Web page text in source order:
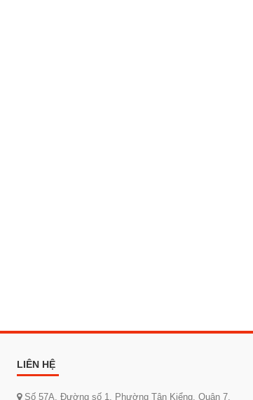
LIÊN HỆ
Số 57A, Đường số 1, Phường Tân Kiểng, Quận 7,